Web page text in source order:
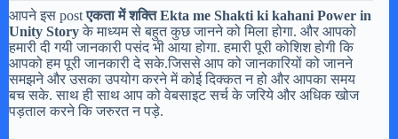
आपने इस postएकता में शक्ति Ekta me Shakti ki kahani Power in
Unity Storyके माध्यम से बहुत कुछ जानने को मिला होगा. और आपको
हमारी दी गयी जानकारी पसंद भी आया होगा. हमारी पूरी कोशिश होगी कि
आपको हम पूरी जानकारी दे सके.जिससे आप को जानकारियों को जानने
समझने और उसका उपयोग करने में कोई दिक्कत न हो और आपका समय
बच सके. साथ ही साथ आप को वेबसाइट सर्च के जरिये और अधिक खोज
पड़ताल करने कि जरुरत न पड़े.